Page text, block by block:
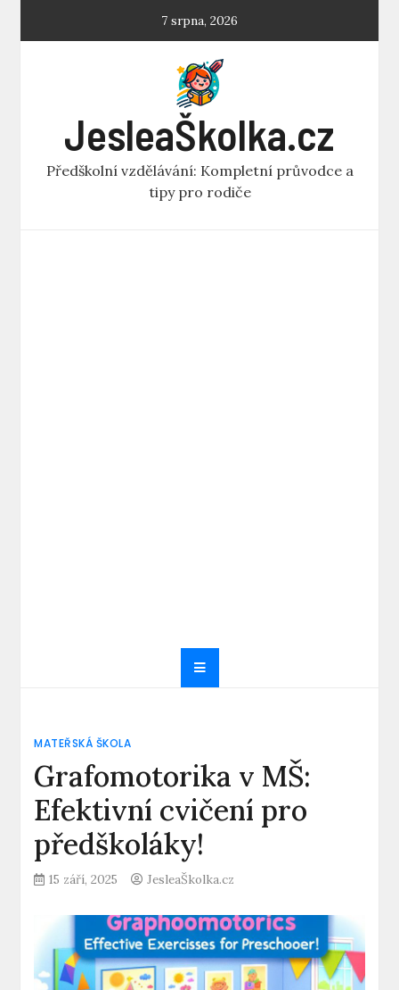
7 srpna, 2026
JesleaŠkolka.cz
Předškolní vzdělávání: Kompletní průvodce a
tipy pro rodiče
MATEŘSKÁ ŠKOLA
Grafomotorika v MŠ:
Efektivní cvičení pro
předškoláky!
15 září, 2025 JesleaŠkolka.cz